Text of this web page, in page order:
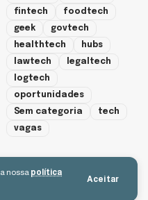
nossa política
Aceitar
fintech
foodtech
geek
govtech
healthtech
hubs
lawtech
legaltech
logtech
oportunidades
Sem categoria
tech
vagas